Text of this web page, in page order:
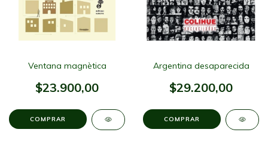
Ventana magnètica
$23.900,00
Argentina desaparecida
$29.200,00